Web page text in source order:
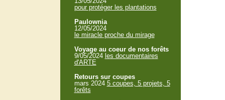
pour protéger les plantations
Paulownia
12/05/2024
le miracle proche du mirage
Voyage au coeur de nos forêts
9/05/2024 les documentaires
d'ARTE
Retours sur coupes
mars 2024 5 coupes, 5 projets, 5
forêts